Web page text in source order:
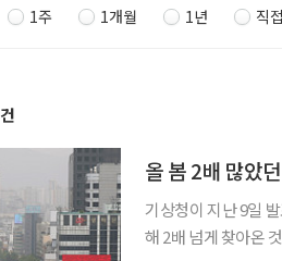
1주 1개월 1년 직
건
올 봄 2배 많았
기상청이 지난 9일
해 2배 넘게 찾아온